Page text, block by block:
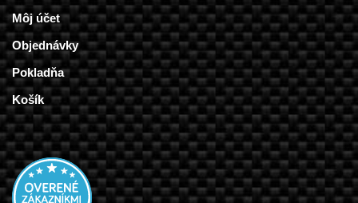
Môj účet
Objednávky
Pokladňa
Košík